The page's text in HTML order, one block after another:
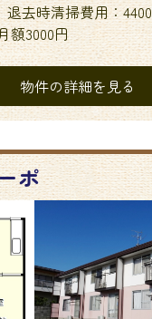
退去時清掃費用：
額3000円
物件の詳細を見る
ポ